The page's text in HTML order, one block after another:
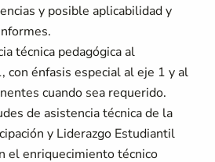
y posible aplicabilidad y
técnica pedagógica al
con énfasis especial al eje 1 y al
cuando sea requerido.
de asistencia técnica de la
y Liderazgo Estudiantil
el enriquecimiento técnico